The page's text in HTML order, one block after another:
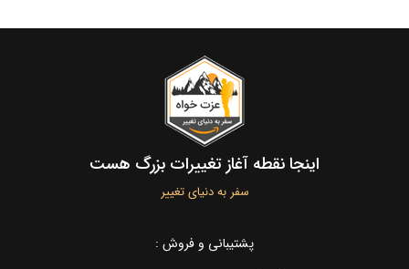
اینجا نقطه آغاز تغییرات بزرگ هست
سفر به دنیای تغییر
پشتیبانی و فروش :